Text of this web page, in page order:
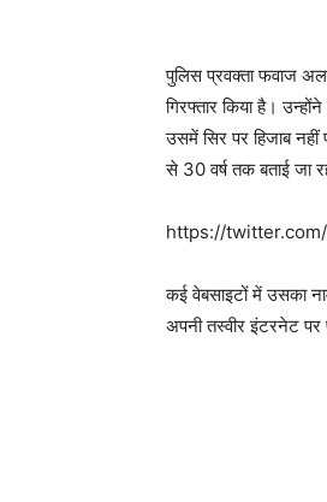
पुलिस प्रवक्ता फवाज
गिरफ्तार किया है।
उसमें सिर पर हिजाब
से 30 वर्ष तक बताई जा
https://
कई वेबसाइटों में उसका
अपनी तस्वीर इंटरनेट